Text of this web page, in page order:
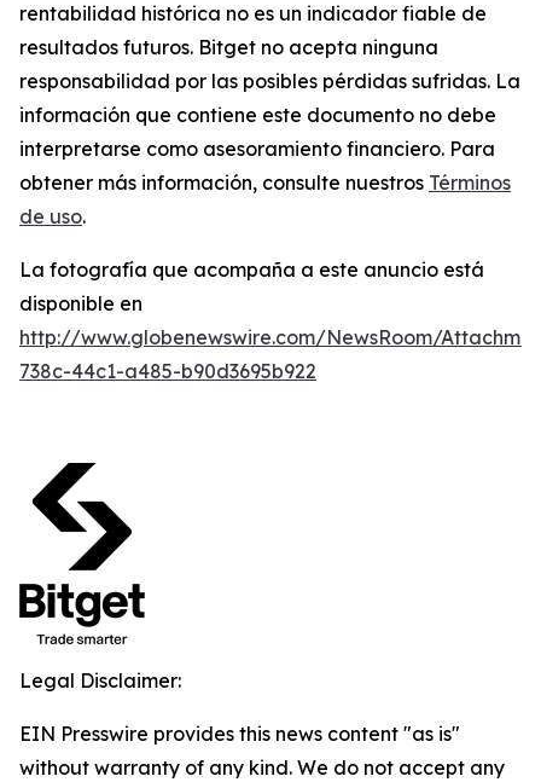
rentabilidad histórica no es un indicador fiable de
resultados futuros. Bitget no acepta ninguna
responsabilidad por las posibles pérdidas sufridas. La
información que contiene este documento no debe
interpretarse como asesoramiento financiero. Para
obtener más información, consulte nuestros Términos
de uso.
La fotografía que acompaña a este anuncio está
disponible en
http://www.globenewswire.com/NewsRoom/
738c-44c1-a485-b90d3695b922
Legal Disclaimer:
EIN Presswire provides this news content "as is"
without warranty of any kind. We do not accept any